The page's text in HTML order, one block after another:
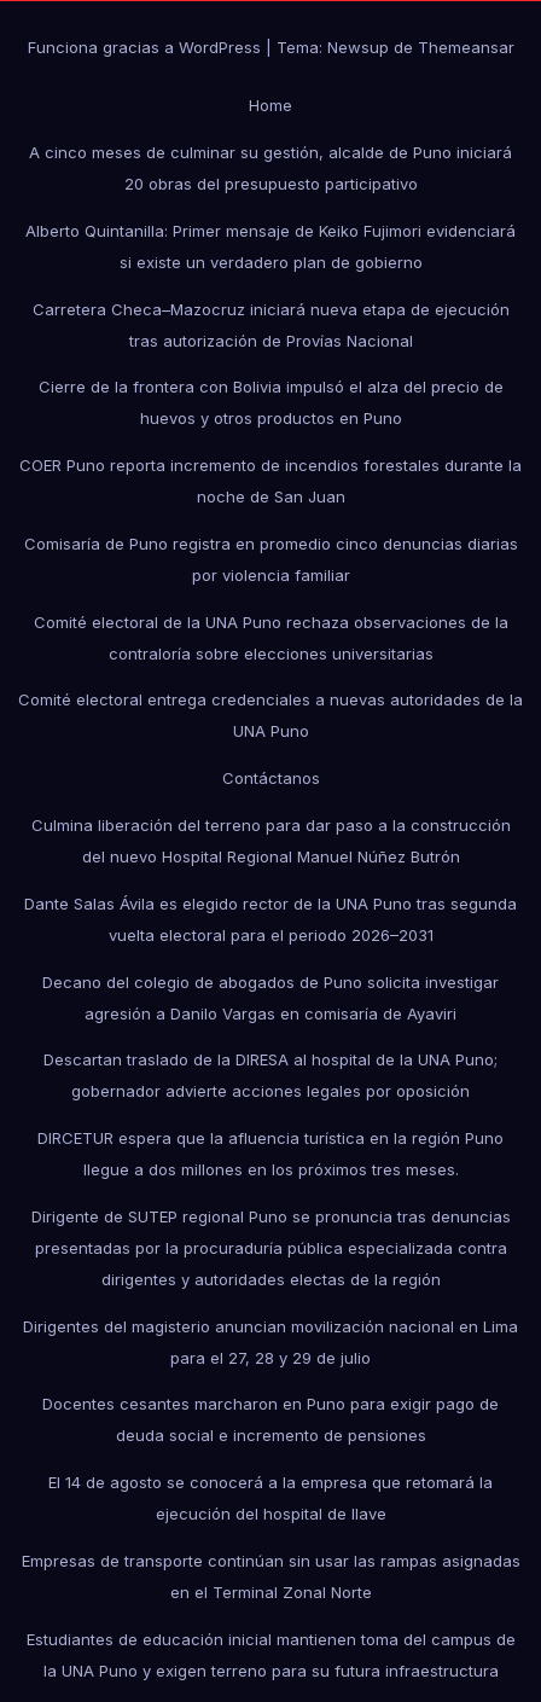
Funciona gracias a WordPress Tema: Newsup de Themeansar
Home
A cinco meses de culminar su gestión, alcalde de Puno iniciará
20 obras del presupuesto participativo
Alberto Quintanilla: Primer mensaje de Keiko Fujimori evidenciará
si existe un verdadero plan de gobierno
Carretera Checa–Mazocruz iniciará nueva etapa de ejecución
tras autorización de Provías Nacional
Cierre de la frontera con Bolivia impulsó el alza del precio de
huevos y otros productos en Puno
COER Puno reporta incremento de incendios forestales durante la
noche de San Juan
Comisaría de Puno registra en promedio cinco denuncias diarias
por violencia familiar
Comité electoral de la UNA Puno rechaza observaciones de la
contraloría sobre elecciones universitarias
Comité electoral entrega credenciales a nuevas autoridades de la
UNA Puno
Contáctanos
Culmina liberación del terreno para dar paso a la construcción
del nuevo Hospital Regional Manuel Núñez Butrón
Dante Salas Ávila es elegido rector de la UNA Puno tras segunda
vuelta electoral para el periodo 2026–2031
Decano del colegio de abogados de Puno solicita investigar
agresión a Danilo Vargas en comisaría de Ayaviri
Descartan traslado de la DIRESA al hospital de la UNA Puno;
gobernador advierte acciones legales por oposición
DIRCETUR espera que la afluencia turística en la región Puno
llegue a dos millones en los próximos tres meses.
Dirigente de SUTEP regional Puno se pronuncia tras denuncias
presentadas por la procuraduría pública especializada contra
dirigentes y autoridades electas de la región
Dirigentes del magisterio anuncian movilización nacional en Lima
para el 27, 28 y 29 de julio
Docentes cesantes marcharon en Puno para exigir pago de
deuda social e incremento de pensiones
El 14 de agosto se conocerá a la empresa que retomará la
ejecución del hospital de Ilave
Empresas de transporte continúan sin usar las rampas asignadas
en el Terminal Zonal Norte
Estudiantes de educación inicial mantienen toma del campus de
la UNA Puno y exigen terreno para su futura infraestructura